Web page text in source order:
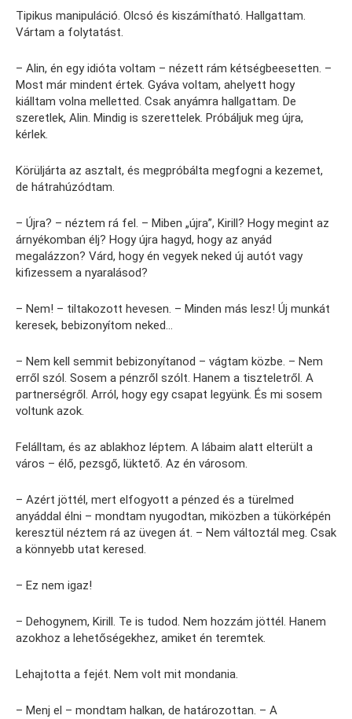
Tipikus manipuláció. Olcsó és kiszámítható. Hallgattam.
Vártam a folytatást.
– Alin, én egy idióta voltam – nézett rám kétségbeesetten. –
Most már mindent értek. Gyáva voltam, ahelyett hogy
kiálltam volna melletted. Csak anyámra hallgattam. De
szeretlek, Alin. Mindig is szerettelek. Próbáljuk meg újra,
kérlek.
Körüljárta az asztalt, és megpróbálta megfogni a kezemet,
de hátrahúzódtam.
– Újra? – néztem rá fel. – Miben „újra”, Kirill? Hogy megint az
árnyékomban élj? Hogy újra hagyd, hogy az anyád
megalázzon? Várd, hogy én vegyek neked új autót vagy
kifizessem a nyaralásod?
– Nem! – tiltakozott hevesen. – Minden más lesz! Új munkát
keresek, bebizonyítom neked…
– Nem kell semmit bebizonyítanod – vágtam közbe. – Nem
erről szól. Sosem a pénzről szólt. Hanem a tiszteletről. A
partnerségről. Arról, hogy egy csapat legyünk. És mi sosem
voltunk azok.
Felálltam, és az ablakhoz léptem. A lábaim alatt elterült a
város – élő, pezsgő, lüktető. Az én városom.
– Azért jöttél, mert elfogyott a pénzed és a türelmed
anyáddal élni – mondtam nyugodtan, miközben a tükörképén
keresztül néztem rá az üvegen át. – Nem változtál meg. Csak
a könnyebb utat keresed.
– Ez nem igaz!
– Dehogynem, Kirill. Te is tudod. Nem hozzám jöttél. Hanem
azokhoz a lehetőségekhez, amiket én teremtek.
Lehajtotta a fejét. Nem volt mit mondania.
– Menj el – mondtam halkan, de határozottan. – A